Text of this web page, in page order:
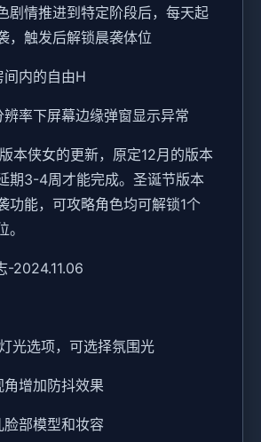
剧情推进到特定阶段后，每天起
，触发后解锁晨袭体位
内的自由H
率下屏幕边缘弹窗显示异常
本侠女的更新，原定12月的版本
期3-4周才能完成。圣诞节版本
功能，可攻略角色均可解锁1个
-2024.11.06
光选项，可选择氛围光
增加防抖效果
部模型和妆容